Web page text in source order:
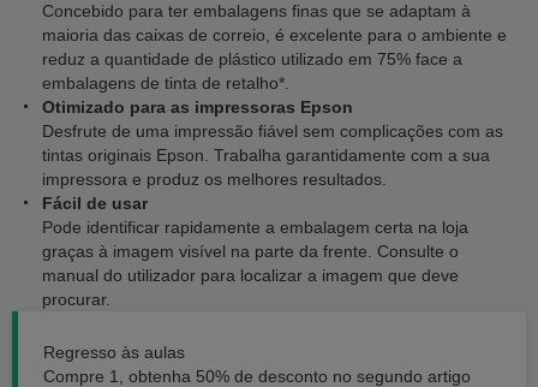
Concebido para ter embalagens finas que se adaptam à
maioria das caixas de correio, é excelente para o ambiente e
reduz a quantidade de plástico utilizado em 75% face a
embalagens de tinta de retalho*.
Otimizado para as impressoras Epson
Desfrute de uma impressão fiável sem complicações com as
tintas originais Epson. Trabalha garantidamente com a sua
impressora e produz os melhores resultados.
Fácil de usar
Pode identificar rapidamente a embalagem certa na loja
graças à imagem visível na parte da frente. Consulte o
manual do utilizador para localizar a imagem que deve
procurar.
Regresso às aulas
Compre 1, obtenha 50% de desconto no segundo artigo